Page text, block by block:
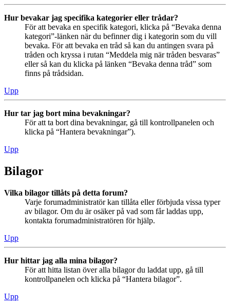
Hur bevakar jag specifika kategorier eller trådar?
För att bevaka en specifik kategori, klicka på “Bevaka denna
kategori”-länken när du befinner dig i kategorin som du vill
bevaka. För att bevaka en tråd så kan du antingen svara på
tråden och kryssa i rutan “Meddela mig när tråden besvaras”
eller så kan du klicka på länken “Bevaka denna tråd” som
finns på trådsidan.
Upp
Hur tar jag bort mina bevakningar?
För att ta bort dina bevakningar, gå till kontrollpanelen och
klicka på “Hantera bevakningar”).
Upp
Bilagor
Vilka bilagor tillåts på detta forum?
Varje forumadministratör kan tillåta eller förbjuda vissa typer
av bilagor. Om du är osäker på vad som får laddas upp,
kontakta forumadministratören för hjälp.
Upp
Hur hittar jag alla mina bilagor?
För att hitta listan över alla bilagor du laddat upp, gå till
kontrollpanelen och klicka på “Hantera bilagor”.
Upp